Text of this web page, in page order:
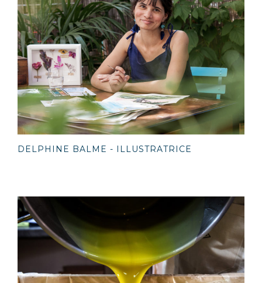
DELPHINE BALME - ILLUSTRATRICE